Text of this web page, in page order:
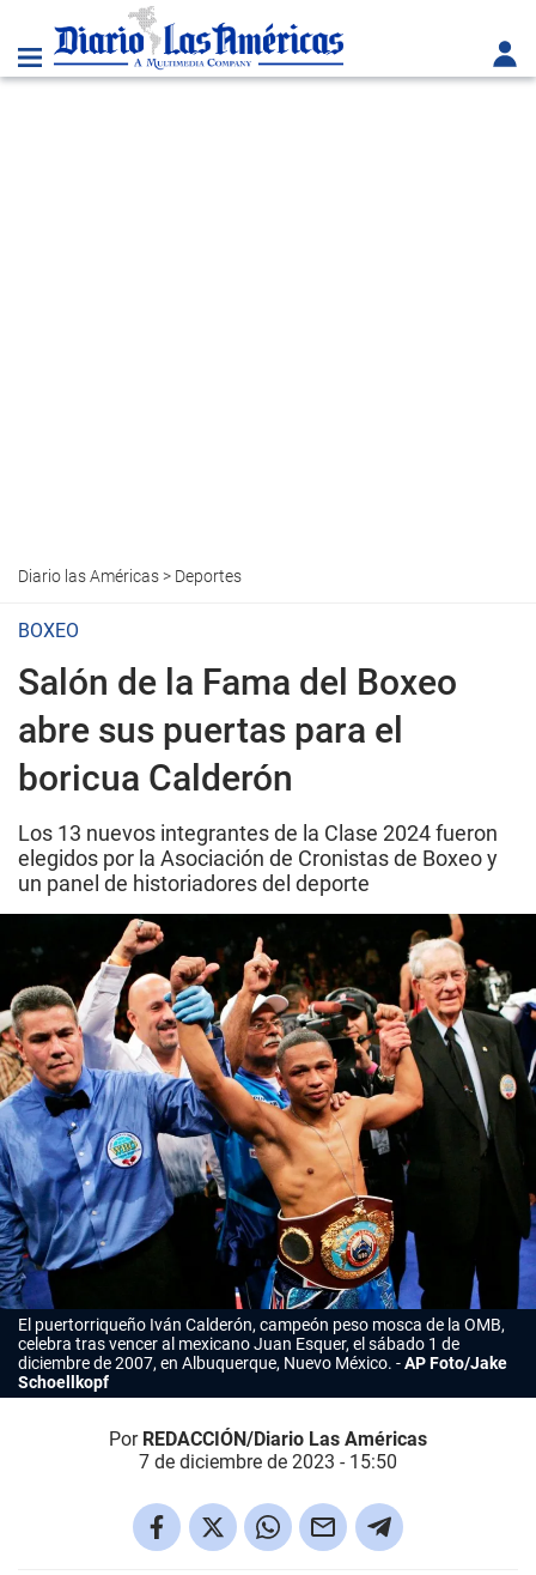
Diario las Américas> Deportes
BOXEO
Salón de la Fama del Boxeo
abre sus puertas para el
boricua Calderón
Los 13 nuevos integrantes de la Clase 2024 fueron
elegidos por la Asociación de Cronistas de Boxeo y
un panel de historiadores del deporte
El puertorriqueño Iván Calderón, campeón peso mosca de la OMB,
celebra tras vencer al mexicano Juan Esquer, el sábado 1 de
diciembre de 2007, en Albuquerque, Nuevo México.
AP Foto/Jake
Schoellkopf
Por REDACCIÓN/Diario Las Américas
7 de diciembre de 2023 - 15:50